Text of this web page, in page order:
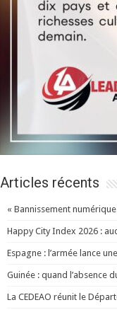
Articles récents
« Bannissement
Happy City Index 2026 :
Espagne : l’armée lance
Guinée : quand l’absence
La CEDEAO réunit le